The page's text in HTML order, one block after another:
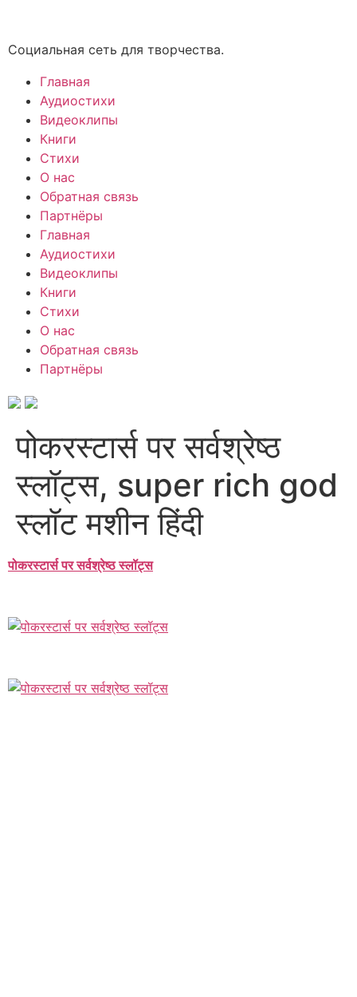
Социальная сеть для творчества.
Главная
Аудиостихи
Видеоклипы
Книги
Стихи
О нас
Обратная связь
Партнёры
Главная
Аудиостихи
Видеоклипы
Книги
Стихи
О нас
Обратная связь
Партнёры
पोकरस्टार्स पर सर्वश्रेष्ठ
स्लॉट्स, super rich god
स्लॉट मशीन हिंदी
पोकरस्टार्स पर सर्वश्रेष्ठ स्लॉट्स